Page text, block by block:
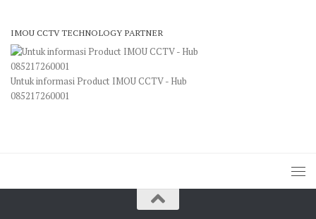
IMOU CCTV TECHNOLOGY PARTNER
Untuk informasi Product IMOU CCTV - Hub
085217260001